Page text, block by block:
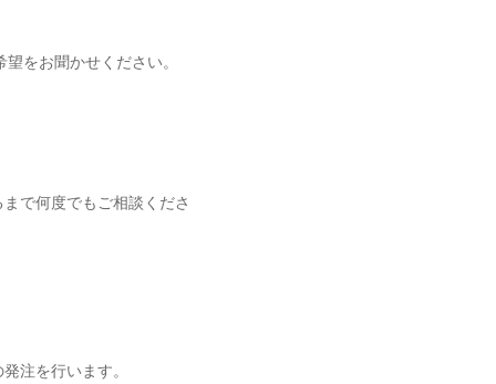
をお聞かせください。
で何度でもご相談くださ
注を行います。